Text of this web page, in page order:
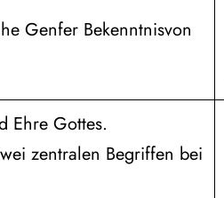
Genfer Bekenntnisvon
Ehre Gottes.
zentralen Begriffen bei